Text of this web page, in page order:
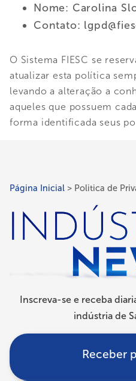
Nome: Carolina
Contato:
O Sistema FIESC se
atualizar esta política
levando a alteração a
aqueles que possuem
forma identificada seus
de
navegação
Página Inicial Politica de
Inscreva-se e receba
indústria de
Receber